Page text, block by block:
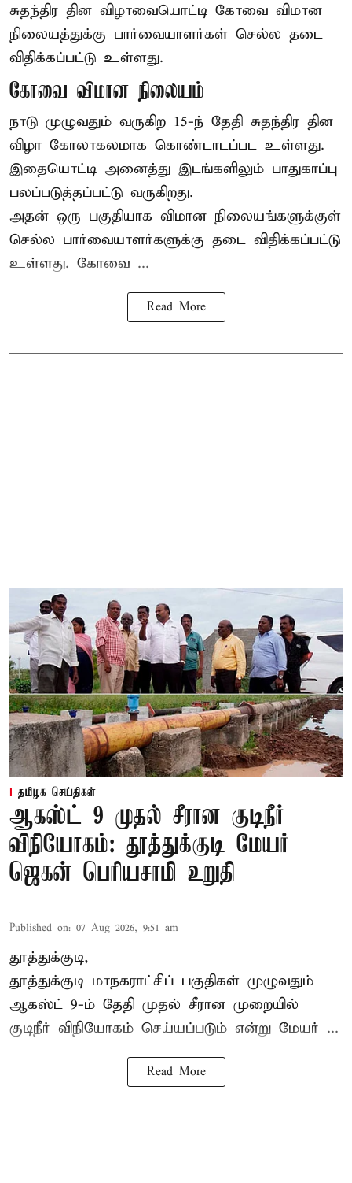
சுதந்திர தின விழாவையொட்டி கோவை விமான
நிலையத்துக்கு பார்வையாளர்கள் செல்ல தடை
விதிக்கப்பட்டு உள்ளது.
கோவை விமான நிலையம்
நாடு முழுவதும் வருகிற 15-ந் தேதி சுதந்திர தின
விழா கோலாகலமாக கொண்டாடப்பட உள்ளது.
இதையொட்டி அனைத்து இடங்களிலும் பாதுகாப்பு
பலப்படுத்தப்பட்டு வருகிறது.
அதன் ஒரு பகுதியாக விமான நிலையங்களுக்குள்
செல்ல பார்வையாளர்களுக்கு தடை விதிக்கப்பட்டு
உள்ளது. கோவை ...
Read More
தமிழக செய்திகள்
ஆகஸ்ட் 9 முதல் சீரான குடிநீர்
விநியோகம்: தூத்துக்குடி மேயர்
ஜெகன் பெரியசாமி உறுதி
Published on: 07 Aug 2026, 9:51 am
தூத்துக்குடி,
தூத்துக்குடி மாநகராட்சிப் பகுதிகள் முழுவதும்
ஆகஸ்ட் 9-ம் தேதி முதல் சீரான முறையில்
குடிநீர் விநியோகம் செய்யப்படும் என்று மேயர் ...
Read More